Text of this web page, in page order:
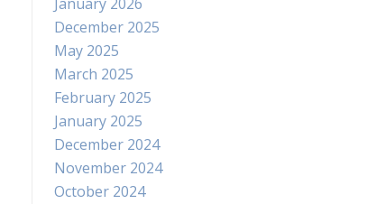
December 2025
May 2025
March 2025
February 2025
January 2025
December 2024
November 2024
October 2024